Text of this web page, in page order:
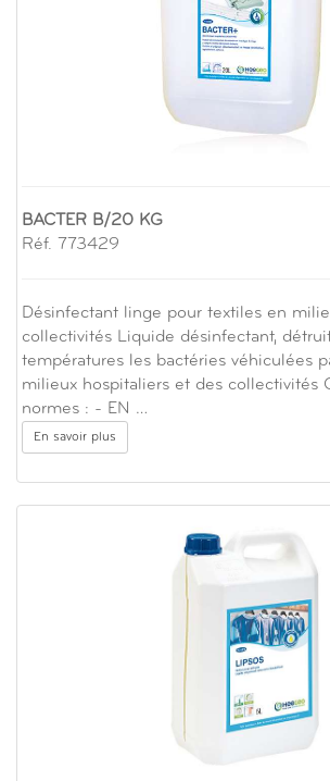
BACTER B/20 KG
Réf. 773429
Désinfectant linge pour textiles en
collectivités Liquide désinfectant,
températures les bactéries véhiculées
milieux hospitaliers et des collectivités
normes : - EN …
En savoir plus